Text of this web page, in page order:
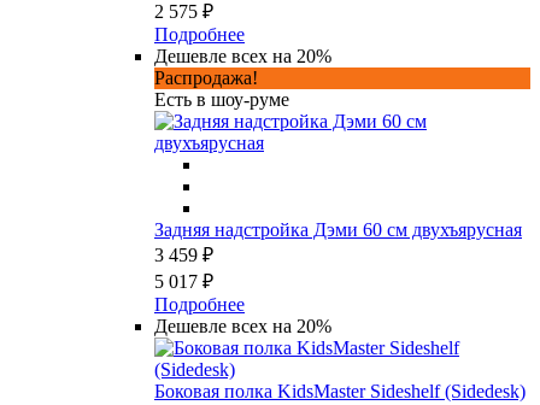
2 575 ₽
Подробнее
Дешевле всех на 20%
Распродажа!
Есть в шоу-руме
Задняя надстройка Дэми 60 см двухъярусная
3 459 ₽
5 017 ₽
Подробнее
Дешевле всех на 20%
Боковая полка KidsMaster Sideshelf (Sidedesk)